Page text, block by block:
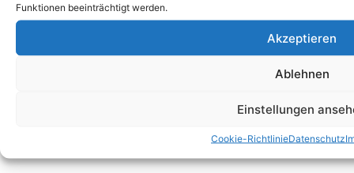
Funktionen beeinträchtigt werden.
Akzeptieren
Ablehnen
Einstellungen
Cookie-RichtlinieDatenschutz
Berlin
+49 (0)30 4357 25 11
* Hierbei handelt es sich weder um Niederlassungen, noch Werkstätten o.ä.,
richten können und wo wir Sie nach vorheriger Terminvereinbarung gerne